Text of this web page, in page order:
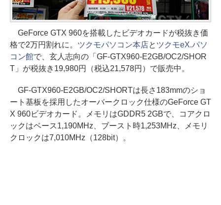
GeForce GTX 960を搭載したビデオカードが税抜き価
格で2万円割れに。 ツクモパソコン本店と ツクモeX.パソ
コン館で、玄人志向の「GF-GTX960-E2GB/OC2/SHOR
T」が税抜き19,980円（税込21,578円）で販売中。
GF-GTX960-E2GB/OC2/SHORTは長さ183mmのショ
ート基板を採用したオーバークロック仕様のGeForce GT
X 960ビデオカード。メモリはGDDR5 2GBで、コアクロ
ックはベース1,190MHz、ブースト時1,253MHz、メモリ
クロックは7,010MHz（128bit）。